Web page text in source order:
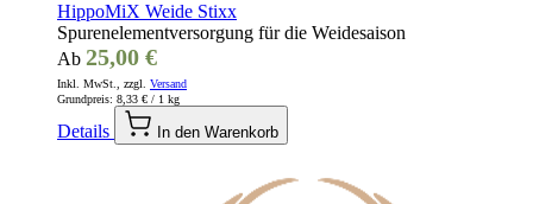
HippoMiX Weide Stixx
Spurenelementversorgung für die Weidesaison
Ab 25,00 €
Inkl. MwSt., zzgl. Versand
Grundpreis: 8,33 € / 1 kg
Details In den Warenkorb